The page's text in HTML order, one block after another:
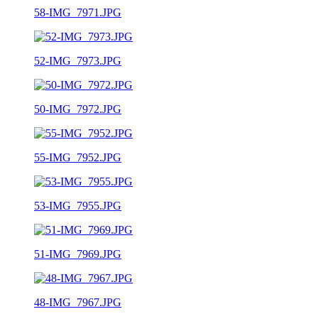
58-IMG_7971.JPG
52-IMG_7973.JPG
50-IMG_7972.JPG
55-IMG_7952.JPG
53-IMG_7955.JPG
51-IMG_7969.JPG
48-IMG_7967.JPG